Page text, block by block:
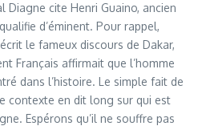
Diagne cite Henri Guaino, ancien
d’éminent. Pour rappel,
le fameux discours de Dakar,
Français affirmait que l’homme
dans l’histoire. Le simple fait de
contexte en dit long sur qui est
Espérons qu’il ne souffre pas